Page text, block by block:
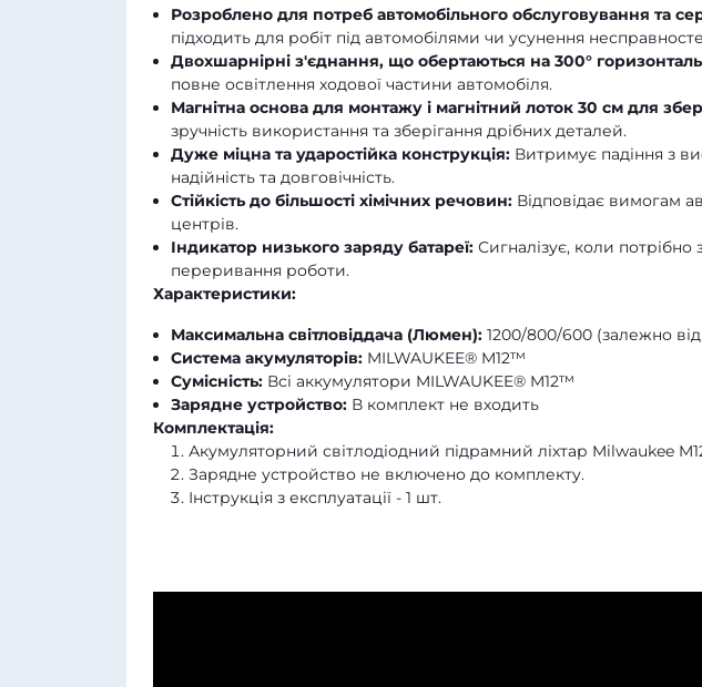
Розроблено для потреб автомобільного обслуговування та
підходить для робіт під автомобілями чи усунення
Двохшарнірні з'єднання, що обертаються на 300°
повне освітлення ходової частини автомобіля.
Магнітна основа для монтажу і магнітний лоток 30 см для
зручність використання та зберігання дрібних деталей.
Дуже міцна та ударостійка конструкція: Витримує падіння з
надійність та довговічність.
Стійкість до більшості хімічних речовин: Відповідає вимогам
центрів.
Індикатор низького заряду батареї: Сигналізує, коли
переривання роботи.
Характеристики:
Максимальна світловіддача (Люмен): 1200/800/600 (залежно
Система акумуляторів: MILWAUKEE® M12™
Сумісність: Всі аккумулятори MILWAUKEE® M12™
Зарядне устройство: В комплект не входить
Комплектація:
Акумуляторний світлодіодний підрамний ліхтар Milwaukee
Зарядне устройство не включено до комплекту.
Інструкція з експлуатації - 1 шт.